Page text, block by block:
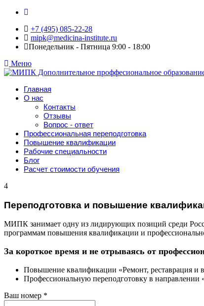
+7 (495) 085-22-28
mipk@medicina-institute.ru
Понедельник - Пятница 9:00 - 18:00
Меню
Главная
О нас
Контакты
Отзывы
Вопрос - ответ
Профессиональная переподготовка
Повышение квалификации
Рабочие специальности
Блог
Расчет стоимости обучения
4
Переподготовка и повышение
МИПК занимает одну из лидирующих позиций среди
программам повышения квалификации и
За короткое время и не отрываясь от
Повышение квалификации «Ремонт, реставрация и
Профессиональную переподготовку в направлении
Ваш номер *